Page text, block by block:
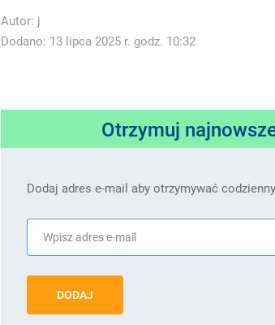
Autor: j
Dodano: 13 lipca 2025 r. godz. 10:32
Otrzymuj
Dodaj adres e-mail aby otrzymywać
DODAJ